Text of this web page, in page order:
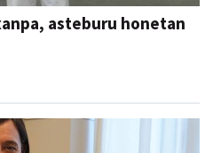
asteburu honetan